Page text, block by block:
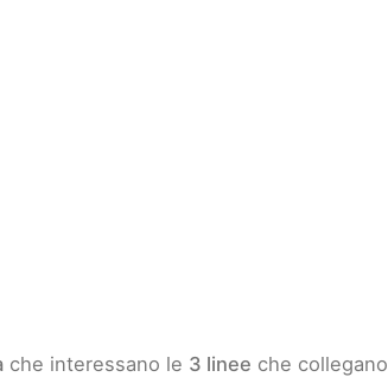
che interessano le 3 linee che collegano